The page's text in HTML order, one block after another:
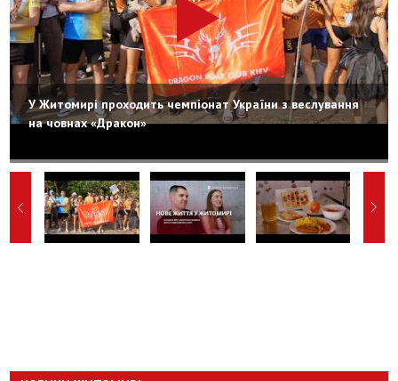
У Житомирі проходить чемпіонат України з веслування
на човнах «Дракон»